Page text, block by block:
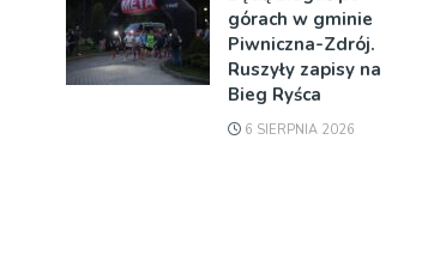
górach w gminie
Piwniczna-Zdrój.
Ruszyły zapisy na
Bieg Ryśca
6 SIERPNIA 2026